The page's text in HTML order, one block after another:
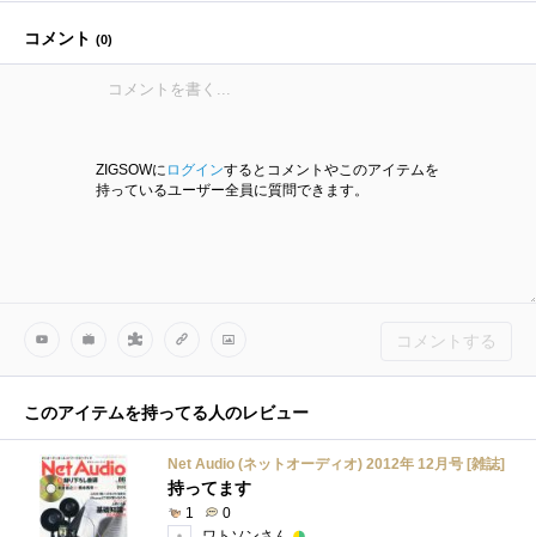
コメント (0)
ZIGSOWに ログインするとコメントやこのアイテムを
持っているユーザー全員に質問できます。
コメントする
このアイテムを持ってる人のレビュー
Net Audio (ネットオーディオ) 2012年 12月号 [雑誌]
持ってます
1
0